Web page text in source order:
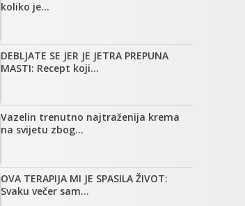
koliko je…
DEBLJATE SE JER JE JETRA PREPUNA
MASTI: Recept koji…
Vazelin trenutno najtraženija krema
na svijetu zbog…
OVA TERAPIJA MI JE SPASILA ŽIVOT:
Svaku večer sam…